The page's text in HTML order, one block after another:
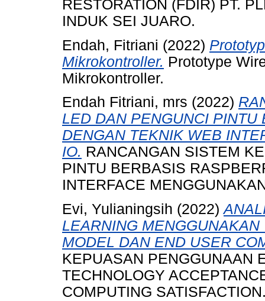
RESTORATION (FDIR) PT.
INDUK SEI JUARO.
Endah, Fitriani (2022)
Mikrokontroller. Prototype
Mikrokontroller.
Endah Fitriani, mrs (2022)
LED DAN PENGUNCI
DENGAN TEKNIK WEB
IO. RANCANGAN SISTEM
PINTU BERBASIS
INTERFACE
Evi, Yulianingsih (2022)
LEARNING
MODEL DAN END USER
KEPUASAN PENGGUNAAN
TECHNOLOGY
COMPUTING